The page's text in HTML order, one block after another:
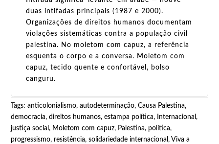
duas intifadas principais (1987 e 2000).
Organizações de direitos humanos documentam
violações sistemáticas contra a população civil
palestina. No moletom com capuz, a referência
esquenta o corpo e a conversa. Moletom com
capuz, tecido quente e confortável, bolso
canguru.
Tags:anticolonialismo,autodeterminação,Causa Palestina,
democracia,direitos humanos,estampa política, Internacional,
justiça social, Moletom com capuz, Palestina, política,
progressismo, resistência,solidariedade internacional,Viva a